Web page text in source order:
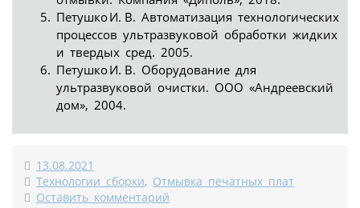
Петушко И. В. Автоматизация технологических
процессов ультразвуковой обработки жидких
и твердых сред. 2005.
Петушко И. В. Оборудование для
ультразвуковой очистки. ООО «Андреевский
дом», 2004.
13.08.2021
Технологии сборки, Отмывка печатных плат
Оставить комментарий